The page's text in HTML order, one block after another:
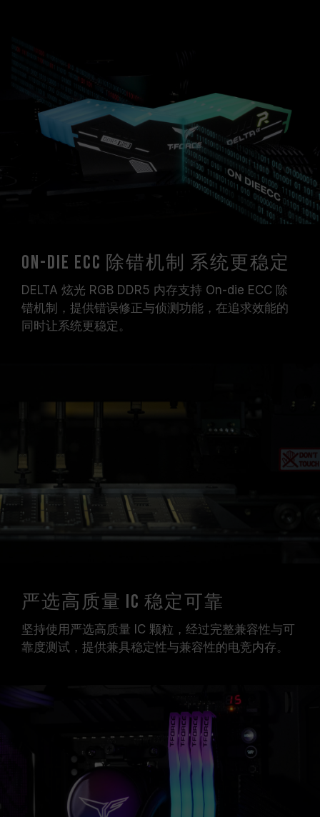
On-die ECC 除错机制 系统更稳定
DELTA 炫光 RGB DDR5 内存支持 On-die ECC 除
错机制，提供错误修正与侦测功能，在追求效能的
同时让系统更稳定。
严选高质量 IC 稳定可靠
坚持使用严选高质量 IC 颗粒，经过完整兼容性与可
靠度测试，提供兼具稳定性与兼容性的电竞内存。